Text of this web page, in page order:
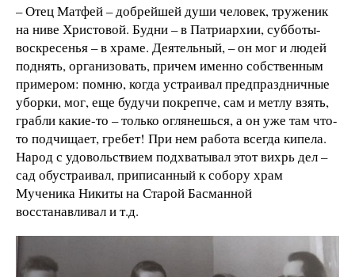
– Отец Матфей – добрейшей души человек, труженик
на ниве Христовой. Будни – в Патриархии, субботы-
воскресенья – в храме. Деятельный, – он мог и людей
поднять, организовать, причем именно собственным
примером: помню, когда устраивал предпраздничные
уборки, мог, еще будучи покрепче, сам и метлу взять,
грабли какие-то – только оглянешься, а он уже там что-
то подчищает, гребет! При нем работа всегда кипела.
Народ с удовольствием подхватывал этот вихрь дел –
сад обустраивал, приписанный к собору храм
Мученика Никиты на Старой Басманной
восстанавливал и т.д.